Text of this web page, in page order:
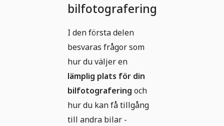
bilfotografering
I den första delen
besvaras frågor som
hur du väljer en
lämplig plats för din
bilfotografering och
hur du kan få tillgång
till andra bilar -